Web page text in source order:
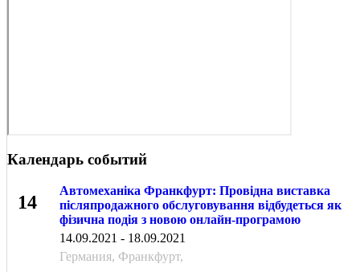
Календарь событий
14
Автомеханіка Франкфурт: Провідна виставка
післяпродажного обслуговування відбудеться як
фізична подія з новою онлайн-програмою
14.09.2021 - 18.09.2021
Германия, Франкфурт,